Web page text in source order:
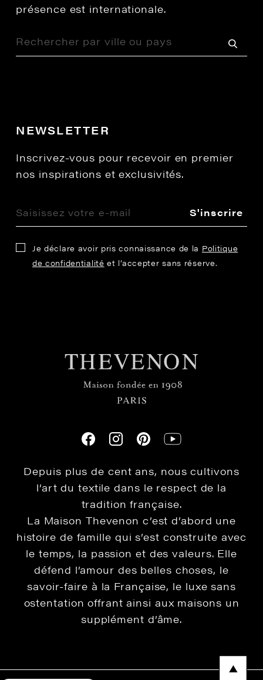
présence est internationale.
NEWSLETTER
Inscrivez-vous pour recevoir en premier
nos inspirations et exclusivités.
S'inscrire
Je déclare avoir pris connaissance de la Politique
de confidentialité et l’accepter sans réserve.
Depuis plus de cent ans, nous cultivons
l’art du textile dans le respect de la
tradition française.
La Maison Thevenon c’est d’abord une
histoire de famille qui s’est construite avec
le temps, la passion et des valeurs. Elle
défend l’amour des belles choses, le
savoir-faire à la Française, le luxe sans
ostentation offrant ainsi aux maisons un
supplément d’âme.